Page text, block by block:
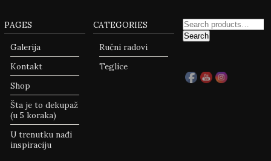
PAGES
Galerija
Kontakt
Shop
Šta je to dekupaž
(u 5 koraka)
U trenutku nađi
inspiraciju
CATEGORIES
Ručni radovi
Teglice
Search